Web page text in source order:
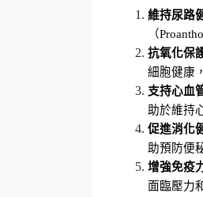
維持尿路
（
抗氧化保
細胞健康
支持心血
助於維持
促進消化
助預防便
增強免疫
面臨壓力